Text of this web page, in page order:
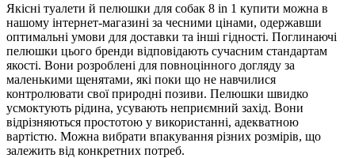
Якісні туалети й пелюшки для собак 8 in 1 купити можна в
нашому інтернет-магазині за чесними цінами, одержавши
оптимальні умови для доставки та інші гідності. Поглинаючі
пелюшки цього бренди відповідають сучасним стандартам
якості. Вони розроблені для повноцінного догляду за
маленькими щенятами, які поки що не навчилися
контролювати свої природні позиви. Пелюшки швидко
усмоктують рідина, усувають неприємний захід. Вони
відрізняються простотою у використанні, адекватною
вартістю. Можна вибрати впакування різних розмірів, що
залежить від конкретних потреб.